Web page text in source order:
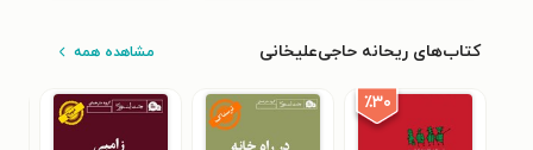
کتاب‌های ریحانه حاجی‌علیخانی مشاهده همه
٪۳۰